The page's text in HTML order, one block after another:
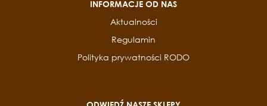
INFORMACJE OD NAS
Aktualności
Regulamin
Polityka prywatności RODO